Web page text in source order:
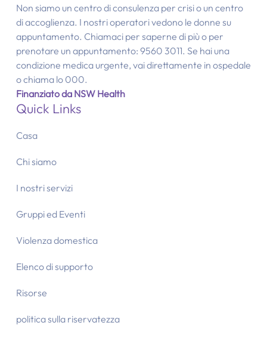
Non siamo un centro di consulenza per crisi o un centro
di accoglienza. I nostri operatori vedono le donne su
appuntamento. Chiamaci per saperne di più o per
prenotare un appuntamento: 9560 3011. Se hai una
condizione medica urgente, vai direttamente in ospedale
o chiama lo 000.
Finanziato da NSW Health
Quick Links
Casa
Chi siamo
I nostri servizi
Gruppi ed Eventi
Violenza domestica
Elenco di supporto
Risorse
politica sulla riservatezza